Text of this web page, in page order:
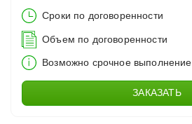
Сроки по договоренности
Объем по договоренности
Возможно срочное выполнение
ЗАКАЗАТЬ